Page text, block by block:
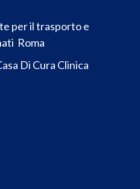
per il trasporto e
Roma
Di Cura Clinica